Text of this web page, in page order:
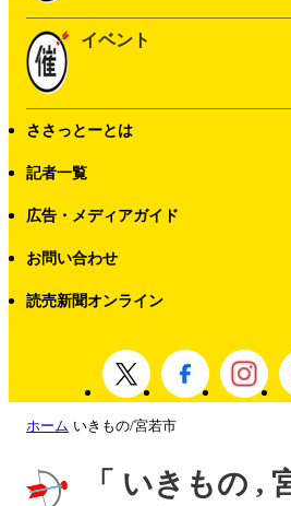
イベント
ささっとーとは
記者一覧
広告・メディアガイド
お問い合わせ
読売新聞オンライン
ホーム いきもの/宮若市
「 いきもの ,